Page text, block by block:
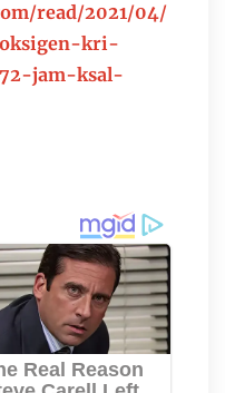
read/2021/04/
oksigen-kri-
jam-ksal-